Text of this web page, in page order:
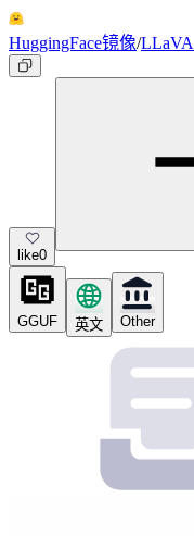
HuggingFace镜像/
like0
GGUF 英文 Other